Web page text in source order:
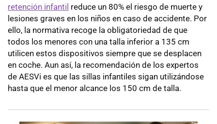
retención infantil reduce un 80% el riesgo de muerte y
lesiones graves en los niños en caso de accidente. Por
ello, la normativa recoge la obligatoriedad de que
todos los menores con una talla inferior a 135 cm
utilicen estos dispositivos siempre que se desplacen
en coche. Aun así, la recomendación de los expertos
de AESVi es que las sillas infantiles sigan utilizándose
hasta que el menor alcance los 150 cm de talla.